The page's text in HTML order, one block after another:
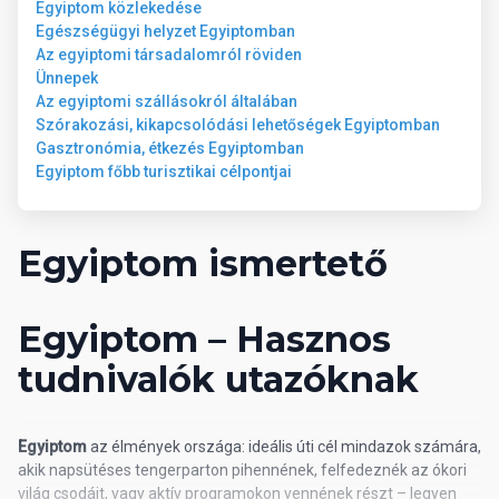
Egyiptom közlekedése
Egészségügyi helyzet Egyiptomban
Az egyiptomi társadalomról röviden
Ünnepek
Az egyiptomi szállásokról általában
Szórakozási, kikapcsolódási lehetőségek Egyiptomban
Gasztronómia, étkezés Egyiptomban
Egyiptom főbb turisztikai célpontjai
Egyiptom ismertető
Egyiptom – Hasznos
tudnivalók utazóknak
Egyiptomaz élmények országa: ideális úti cél mindazok számára,
akik napsütéses tengerparton pihennének, felfedeznék az ókori
világ csodáit, vagy aktív programokon vennének részt – legyen